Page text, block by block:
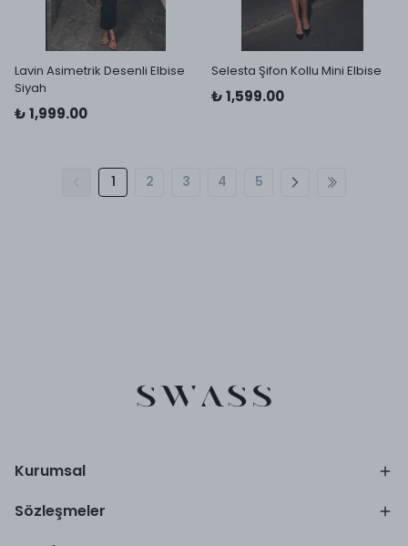
Lavin Asimetrik Desenli Elbise
Siyah
₺ 1,999.00
Selesta Şifon Kollu Mini Elbise
₺ 1,599.00
1 2 3 4 5
Kurumsal
Sözleşmeler